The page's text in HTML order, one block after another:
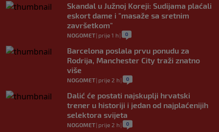
Skandal u Južnoj Koreji: Sudijama plaćali
eskort dame i "masaže sa sretnim
završetkom"
NOGOMET| prije 1 h | 0
Barcelona poslala prvu ponudu za
Rodrija, Manchester City traži znatno
više
NOGOMET| prije 2 h | 0
Dalić će postati najskuplji hrvatski
trener u historiji i jedan od najplaćenijih
selektora svijeta
NOGOMET| prije 2 h | 0